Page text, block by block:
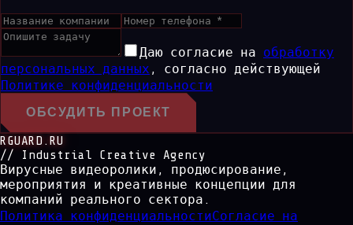
Даю согласие на
обработку
персональных данных ,
согласно действующей
Политике конфиденциальности
ОБСУДИТЬ ПРОЕКТ
RGUARD.RU
// Industrial Creative Agency
Вирусные видеоролики, продюсирование,
мероприятия и креативные концепции для
компаний реального сектора.
Политика конфиденциальностиСогласие на